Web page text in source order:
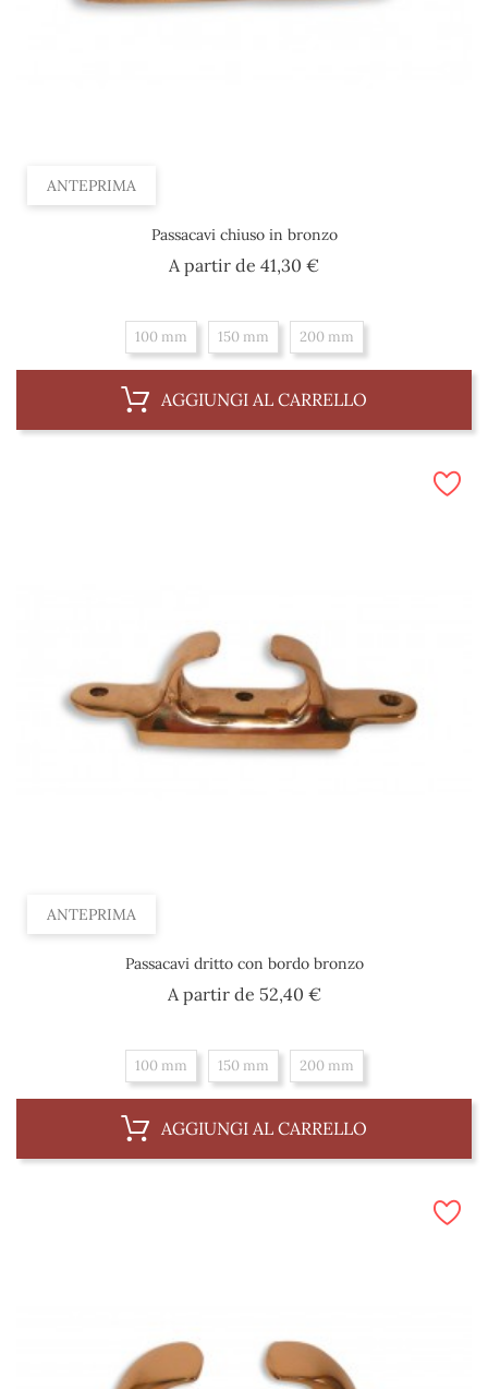
ANTEPRIMA
Passacavi chiuso in bronzo
A partir de 41,30 €Prezzo
100 mm 150 mm 200 mm
AGGIUNGI AL CARRELLO
ANTEPRIMA
Passacavi dritto con bordo bronzo
A partir de 52,40 €Prezzo
100 mm 150 mm 200 mm
AGGIUNGI AL CARRELLO